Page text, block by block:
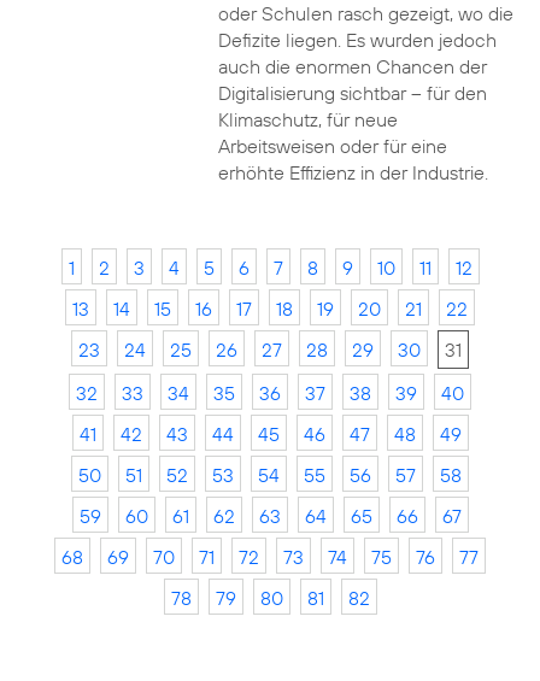
oder Schulen rasch gezeigt, wo die
Defizite liegen. Es wurden jedoch
auch die enormen Chancen der
Digitalisierung sichtbar – für den
Klimaschutz, für neue
Arbeitsweisen oder für eine
erhöhte Effizienz in der Industrie.
1 2 3 4 5 6 7 8 9 10 11
12
13
14 15 16 17 18 19 20 21
22
23
24 25 26 27 28 29 30
31
32
33 34 35 36 37 38 39
40
41
42 43 44 45 46 47 48
49
50
51 52 53 54 55 56 57
58
59
60 61 62 63 64 65 66
67
68
69 70 71 72 73 74 75 76
77
78
79 80 81 82